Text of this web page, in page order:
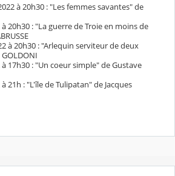
à 20h30 : "Les femmes savantes" de
20h30 : "La guerre de Troie en moins de
à 20h30 : "Arlequin serviteur de deux
17h30 : "Un coeur simple" de Gustave
21h : "L'île de Tulipatan" de Jacques